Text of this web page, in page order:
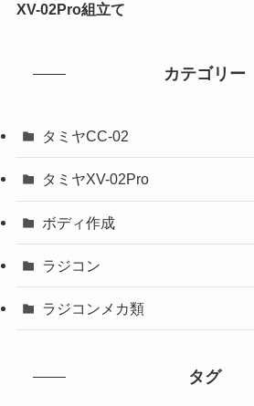
XV-02Pro組立て
カテゴリー
タミヤCC-02
タミヤXV-02Pro
ボディ作成
ラジコン
ラジコンメカ類
タグ